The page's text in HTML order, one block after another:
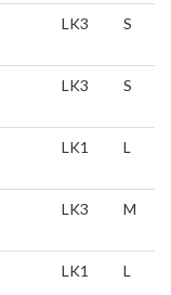
LK3 S
LK3 S
LK1 L
LK3 M
LK1 L